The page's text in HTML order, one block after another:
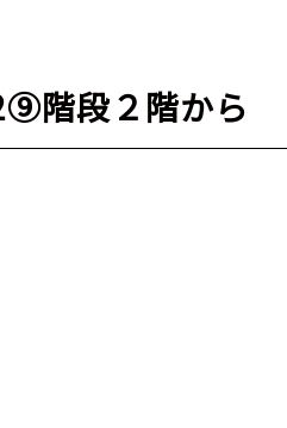
階段２階から